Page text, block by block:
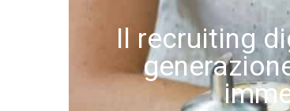
Il recruiting